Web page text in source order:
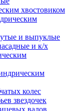
хвостовиком
и выпуклые
и к/х
колес
звездочек
валов